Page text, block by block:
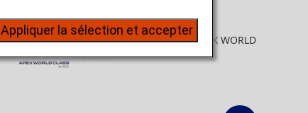
COMPAGNIE AÉRIENNE APEX WORLD
CLASS
Appliquer la sélection et accepter